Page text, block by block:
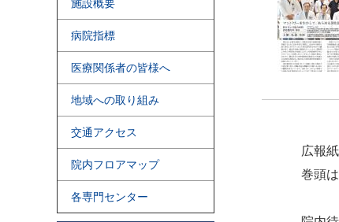
施設概要
病院指標
医療関係者の皆様へ
地域への取り組み
交通アクセス
院内フロアマップ
各専門センター
広報
巻頭は